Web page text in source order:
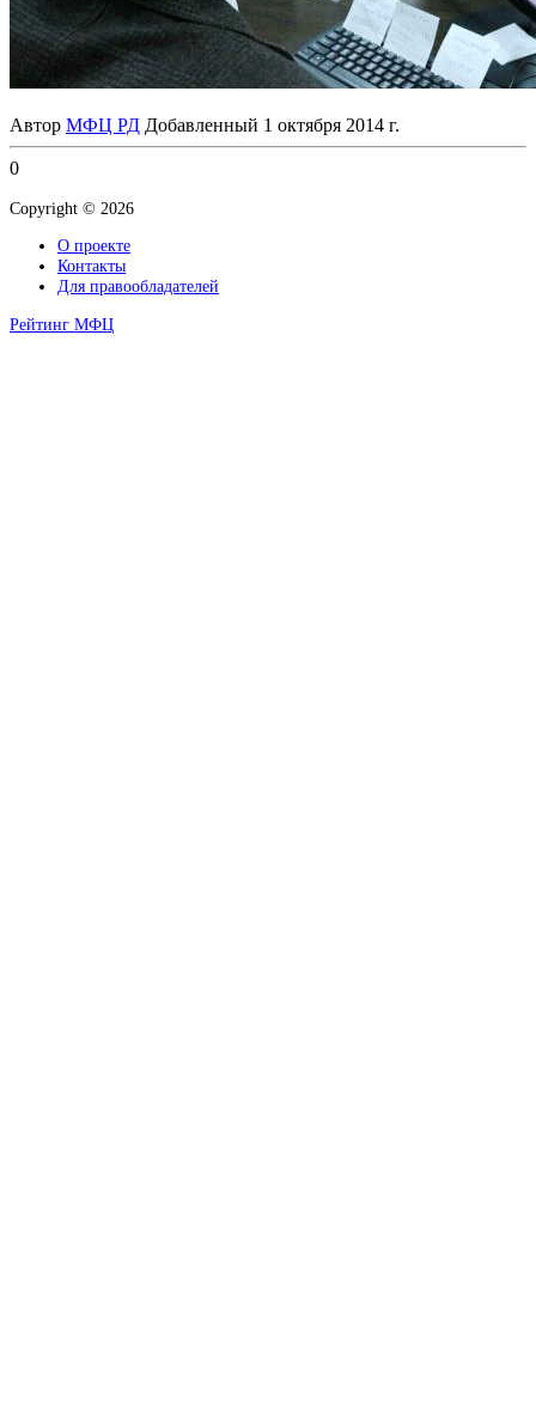
Автор МФЦ РД Добавленный 1 октября 2014 г.
0
Copyright © 2026
О проекте
Контакты
Для правообладателей
Рейтинг МФЦ